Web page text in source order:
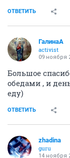
ОТВЕТИТЬ
ГалинаА
activist
09 ноября
Большое
обедами , и
еду)
ОТВЕТИТЬ
zhadina
guru
14 ноября